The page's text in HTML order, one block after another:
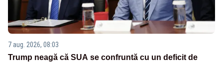
7 aug. 2026, 08:03
Trump neagă că SUA se confruntă cu un deficit de